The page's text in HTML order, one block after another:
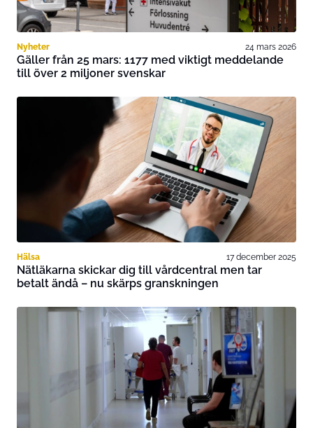
Nyheter 24 mars 2026
Gäller från 25 mars: 1177 med viktigt meddelande
till över 2 miljoner svenskar
Hälsa 17 december 2025
Nätläkarna skickar dig till vårdcentral men tar
betalt ändå – nu skärps granskningen